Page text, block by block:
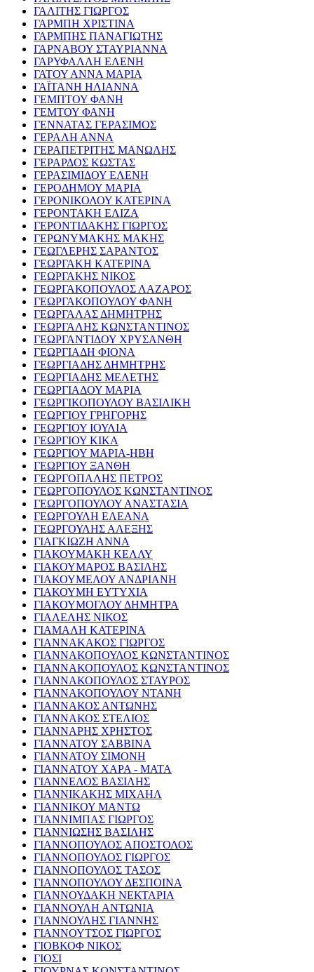
ΓΑΛΙΤΗΣ ΓΙΩΡΓΟΣ
ΓΑΡΜΠΗ ΧΡΙΣΤΙΝΑ
ΓΑΡΜΠΗΣ ΠΑΝΑΓΙΩΤΗΣ
ΓΑΡΝΑΒΟΥ ΣΤΑΥΡΙΑΝΝΑ
ΓΑΡΥΦΑΛΛΗ ΕΛΕΝΗ
ΓΑΤΟΥ ΑΝΝΑ ΜΑΡΙΑ
ΓΑΪΤΑΝΗ ΗΛΙΑΝΝΑ
ΓΕΜΠΤΟΥ ΦΑΝΗ
ΓΕΜΤΟΥ ΦΑΝΗ
ΓΕΝΝΑΤΑΣ ΓΕΡΑΣΙΜΟΣ
ΓΕΡΑΛΗ ΑΝΝΑ
ΓΕΡΑΠΕΤΡΙΤΗΣ ΜΑΝΩΛΗΣ
ΓΕΡΑΡΔΟΣ ΚΩΣΤΑΣ
ΓΕΡΑΣΙΜΙΔΟΥ ΕΛΕΝΗ
ΓΕΡΟΔΗΜΟΥ ΜΑΡΙΑ
ΓΕΡΟΝΙΚΟΛΟΥ ΚΑΤΕΡΙΝΑ
ΓΕΡΟΝΤΑΚΗ ΕΛΙΖΑ
ΓΕΡΟΝΤΙΔΑΚΗΣ ΓΙΩΡΓΟΣ
ΓΕΡΩΝΥΜΑΚΗΣ ΜΑΚΗΣ
ΓΕΩΓΛΕΡΗΣ ΣΑΡΑΝΤΟΣ
ΓΕΩΡΓΑΚΗ ΚΑΤΕΡΙΝΑ
ΓΕΩΡΓΑΚΗΣ ΝΙΚΟΣ
ΓΕΩΡΓΑΚΟΠΟΥΛΟΣ ΛΑΖΑΡΟΣ
ΓΕΩΡΓΑΚΟΠΟΥΛΟΥ ΦΑΝΗ
ΓΕΩΡΓΑΛΑΣ ΔΗΜΗΤΡΗΣ
ΓΕΩΡΓΑΛΗΣ ΚΩΝΣΤΑΝΤΙΝΟΣ
ΓΕΩΡΓΑΝΤΙΔΟΥ ΧΡΥΣΑΝΘΗ
ΓΕΩΡΓΙΑΔΗ ΦΙΟΝΑ
ΓΕΩΡΓΙΑΔΗΣ ΔΗΜΗΤΡΗΣ
ΓΕΩΡΓΙΑΔΗΣ ΜΕΛΕΤΗΣ
ΓΕΩΡΓΙΑΔΟΥ ΜΑΡΙΑ
ΓΕΩΡΓΙΚΟΠΟΥΛΟΥ ΒΑΣΙΛΙΚΗ
ΓΕΩΡΓΙΟΥ ΓΡΗΓΟΡΗΣ
ΓΕΩΡΓΙΟΥ ΙΟΥΛΙΑ
ΓΕΩΡΓΙΟΥ ΚΙΚΑ
ΓΕΩΡΓΙΟΥ ΜΑΡΙΑ-ΗΒΗ
ΓΕΩΡΓΙΟΥ ΞΑΝΘΗ
ΓΕΩΡΓΟΠΑΛΗΣ ΠΕΤΡΟΣ
ΓΕΩΡΓΟΠΟΥΛΟΣ ΚΩΝΣΤΑΝΤΙΝΟΣ
ΓΕΩΡΓΟΠΟΥΛΟΥ ΑΝΑΣΤΑΣΙΑ
ΓΕΩΡΓΟΥΛΗ ΕΛΕΑΝΑ
ΓΕΩΡΓΟΥΛΗΣ ΑΛΕΞΗΣ
ΓΙΑΓΚΙΩΖΗ ΑΝΝΑ
ΓΙΑΚΟΥΜΑΚΗ ΚΕΛΛΥ
ΓΙΑΚΟΥΜΑΡΟΣ ΒΑΣΙΛΗΣ
ΓΙΑΚΟΥΜΕΛΟΥ ΑΝΔΡΙΑΝΗ
ΓΙΑΚΟΥΜΗ ΕΥΤΥΧΙΑ
ΓΙΑΚΟΥΜΟΓΛΟΥ ΔΗΜΗΤΡΑ
ΓΙΑΛΕΛΗΣ ΝΙΚΟΣ
ΓΙΑΜΑΛΗ ΚΑΤΕΡΙΝΑ
ΓΙΑΝΝΑΚΑΚΟΣ ΓΙΩΡΓΟΣ
ΓΙΑΝΝΑΚΟΠΟΥΛΟΣ ΚΩΝΣΤΑΝΤΙΝΟΣ
ΓΙΑΝΝΑΚΟΠΟΥΛΟΣ ΚΩΝΣΤΑΝΤΙΝΟΣ
ΓΙΑΝΝΑΚΟΠΟΥΛΟΣ ΣΤΑΥΡΟΣ
ΓΙΑΝΝΑΚΟΠΟΥΛΟΥ ΝΤΑΝΗ
ΓΙΑΝΝΑΚΟΣ ΑΝΤΩΝΗΣ
ΓΙΑΝΝΑΚΟΣ ΣΤΕΛΙΟΣ
ΓΙΑΝΝΑΡΗΣ ΧΡΗΣΤΟΣ
ΓΙΑΝΝΑΤΟΥ ΣΑΒΒΙΝΑ
ΓΙΑΝΝΑΤΟΥ ΣΙΜΟΝΗ
ΓΙΑΝΝΑΤΟΥ ΧΑΡΑ - ΜΑΤΑ
ΓΙΑΝΝΕΛΟΣ ΒΑΣΙΛΗΣ
ΓΙΑΝΝΙΚΑΚΗΣ ΜΙΧΑΗΛ
ΓΙΑΝΝΙΚΟΥ ΜΑΝΤΩ
ΓΙΑΝΝΙΜΠΑΣ ΓΙΩΡΓΟΣ
ΓΙΑΝΝΙΩΣΗΣ ΒΑΣΙΛΗΣ
ΓΙΑΝΝΟΠΟΥΛΟΣ ΑΠΟΣΤΟΛΟΣ
ΓΙΑΝΝΟΠΟΥΛΟΣ ΓΙΩΡΓΟΣ
ΓΙΑΝΝΟΠΟΥΛΟΣ ΤΑΣΟΣ
ΓΙΑΝΝΟΠΟΥΛΟΥ ΔΕΣΠΟΙΝΑ
ΓΙΑΝΝΟΥΔΑΚΗ ΝΕΚΤΑΡΙΑ
ΓΙΑΝΝΟΥΛΗ ΑΝΤΩΝΙΑ
ΓΙΑΝΝΟΥΛΗΣ ΓΙΑΝΝΗΣ
ΓΙΑΝΝΟΥΤΣΟΣ ΓΙΩΡΓΟΣ
ΓΙΟΒΚΟΦ ΝΙΚΟΣ
ΓΙΟΣΙ